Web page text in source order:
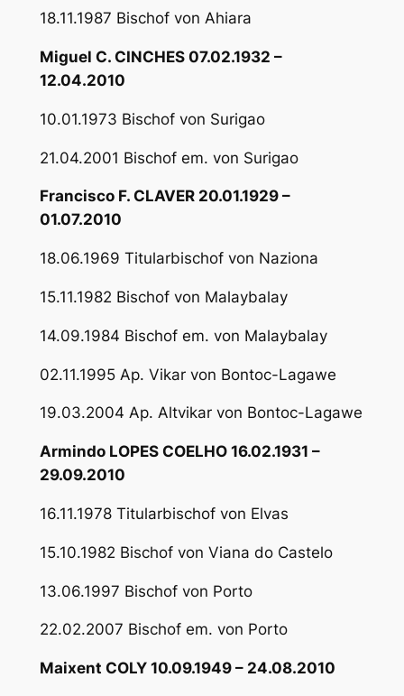
18.11.1987 Bischof von Ahiara
Miguel C. CINCHES 07.02.1932 –
12.04.2010
10.01.1973 Bischof von Surigao
21.04.2001 Bischof em. von Surigao
Francisco F. CLAVER 20.01.1929 –
01.07.2010
18.06.1969 Titularbischof von Naziona
15.11.1982 Bischof von Malaybalay
14.09.1984 Bischof em. von Malaybalay
02.11.1995 Ap. Vikar von Bontoc-Lagawe
19.03.2004 Ap. Altvikar von Bontoc-Lagawe
Armindo LOPES COELHO 16.02.1931 –
29.09.2010
16.11.1978 Titularbischof von Elvas
15.10.1982 Bischof von Viana do Castelo
13.06.1997 Bischof von Porto
22.02.2007 Bischof em. von Porto
Maixent COLY 10.09.1949 – 24.08.2010